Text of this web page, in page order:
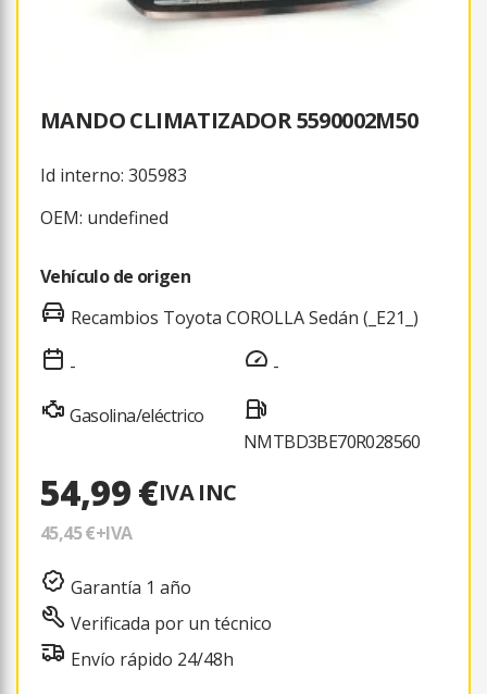
MANDO CLIMATIZADOR 5590002M50
Id interno: 305983
OEM: undefined
Vehículo de origen
Recambios Toyota COROLLA Sedán (_E21_)
-
Gasolina/eléctrico
-
NMTBD3BE70R028560
54,99 €IVA INC
45,45 €+IVA
Garantía 1 año
Verificada por un técnico
Envío rápido 24/48h